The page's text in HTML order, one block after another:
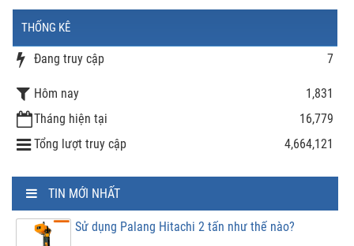
THỐNG KÊ
Đang truy cập 7
Hôm nay
1,831
Tháng hiện tại
16,779
Tổng lượt truy cập
4,664,121
TIN MỚI NHẤT
Sử dụng Palang Hitachi 2 tấn như thế nào?